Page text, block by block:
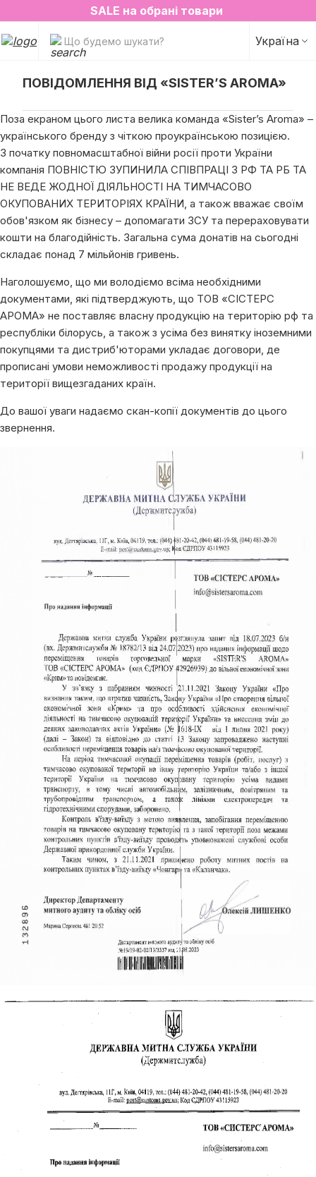
2=3 на улюблені аромати для простору✨
SALE на обрані товари
Що будемо шукати? Україна
ПОВІДОМЛЕННЯ ВІД «SISTER’S AROMA»
Поза екраном цього листа велика команда «Sister’s Aroma» –
українського бренду з чіткою проукраїнською позицією.
З початку повномасштабної війни росії проти України
компанія ПОВНІСТЮ ЗУПИНИЛА СПІВПРАЦІ З РФ ТА РБ ТА
НЕ ВЕДЕ ЖОДНОЇ ДІЯЛЬНОСТІ НА ТИМЧАСОВО
ОКУПОВАНИХ ТЕРИТОРІЯХ КРАЇНИ, а також вважає своїм
обов'язком як бізнесу – допомагати ЗСУ та перераховувати
кошти на благодійність. Загальна сума донатів на сьогодні
складає понад 7 мільйонів гривень.
Наголошуємо, що ми володіємо всіма необхідними
документами, які підтверджують, що ТОВ «СІСТЕРС
АРОМА» не поставляє власну продукцію на територію рф та
республіки білорусь, а також з усіма без винятку іноземними
покупцями та дистриб'юторами укладає договори, де
прописані умови неможливості продажу продукції на
території вищезгаданих країн.
До вашої уваги надаємо скан-копії документів до цього
звернення.